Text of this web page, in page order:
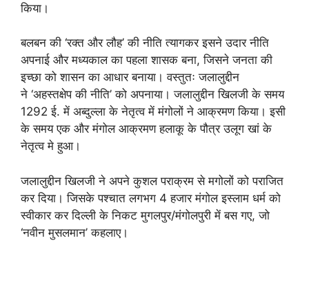
किया।
बलबन की ‘रक्त और लौह’ की नीति त्यागकर इसने उदार नीति
अपनाई और मध्यकाल का पहला शासक बना, जिसने जनता की
इच्छा को शासन का आधार बनाया। वस्तुतः जलालुद्दीन
ने ‘अहस्तक्षेप की नीति’ को अपनाया। जलालुद्दीन खिलजी के समय
1292 ई. में अब्दुल्ला के नेतृत्व में मंगोलों ने आक्रमण किया। इसी
के समय एक और मंगोल आक्रमण हलाकू के पौत्र उलूग खां के
नेतृत्व मे हुआ।
जलालुद्दीन खिलजी ने अपने कुशल पराक्रम से मगोलों को पराजित
कर दिया। जिसके पश्चात लगभग 4 हजार मंगोल इस्लाम धर्म को
स्वीकार कर दिल्ली के निकट मुगलपुर/मंगोलपुरी में बस गए, जो
‘नवीन मुसलमान’ कहलाए।